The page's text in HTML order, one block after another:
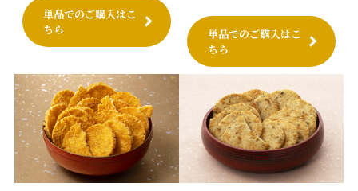
単品でのご購入はこ
ちら
単品でのご購入はこ
ちら